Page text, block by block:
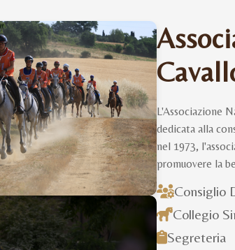
L'Associazione
dedicata alla
nel 1973,
promuovere la
Consiglio
Collegio
Segreteria